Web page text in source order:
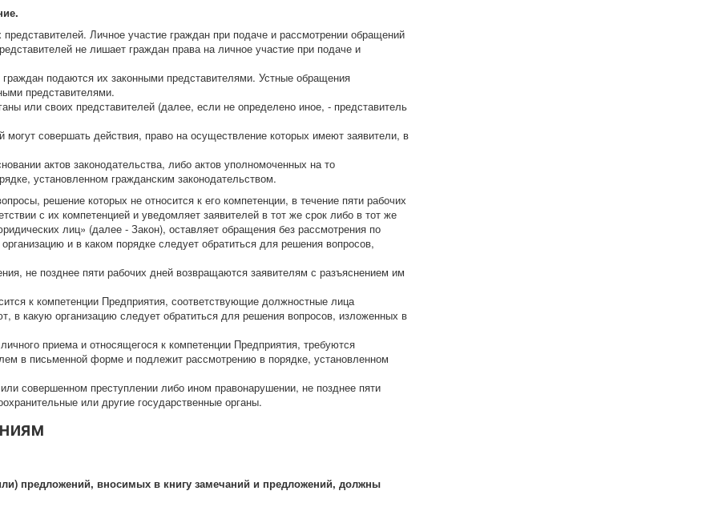
Личное участие граждан при подаче и рассмотрении обращений
не лишает граждан права на личное участие при подаче и
подаются их законными представителями. Устные обращения
представителями.
или своих представителей (далее, если не определено иное, - представитель
совершать действия, право на осуществление которых имеют заявители, в
актов законодательства, либо актов уполномоченных на то
установленном гражданским законодательством.
решение которых не относится к его компетенции, в течение пяти рабочих
с их компетенцией и уведомляет заявителей в тот же срок либо в тот же
лиц» (далее - Закон), оставляет обращения без рассмотрения по
и в каком порядке следует обратиться для решения вопросов,
не позднее пяти рабочих дней возвращаются заявителям с разъяснением им
к компетенции Предприятия, соответствующие должностные лица
в какую организацию следует обратиться для решения вопросов, изложенных в
приема и относящегося к компетенции Предприятия, требуются
в письменной форме и подлежит рассмотрению в порядке, установленном
совершенном преступлении либо ином правонарушении, не позднее пяти
или другие государственные органы.
предложений, вносимых в книгу замечаний и предложений, должны